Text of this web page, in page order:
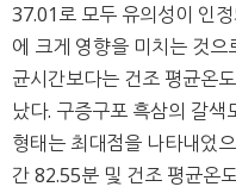
37.01로 모두 유의성이 인
에 크게 영향을 미치는 것
균시간보다는 건조 평균온
났다. 구증구포 흑삼의 갈
형태는 최대점을 나타내었
간 82.55분 및 건조 평균온